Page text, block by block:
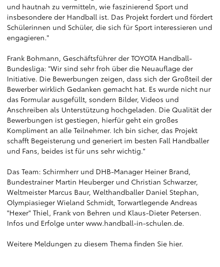
und hautnah zu vermitteln, wie faszinierend Sport und
insbesondere der Handball ist. Das Projekt fordert und fördert
Schülerinnen und Schüler, die sich für Sport interessieren und
engagieren."
Frank Bohmann, Geschäftsführer der TOYOTA Handball-
Bundesliga: "Wir sind sehr froh über die Neuauflage der
Initiative. Die Bewerbungen zeigen, dass sich der Großteil der
Bewerber wirklich Gedanken gemacht hat. Es wurde nicht nur
das Formular ausgefüllt, sondern Bilder, Videos und
Anschreiben als Unterstützung hochgeladen. Die Qualität der
Bewerbungen ist gestiegen, hierfür geht ein großes
Kompliment an alle Teilnehmer. Ich bin sicher, das Projekt
schafft Begeisterung und generiert im besten Fall Handballer
und Fans, beides ist für uns sehr wichtig."
Das Team: Schirmherr und DHB-Manager Heiner Brand,
Bundestrainer Martin Heuberger und Christian Schwarzer,
Weltmeister Marcus Baur, Welthandballer Daniel Stephan,
Olympiasieger Wieland Schmidt, Torwartlegende Andreas
"Hexer" Thiel, Frank von Behren und Klaus-Dieter Petersen.
Infos und Erfolge unter www.handball-in-schulen.de.
Weitere Meldungen zu diesem Thema finden Sie hier.